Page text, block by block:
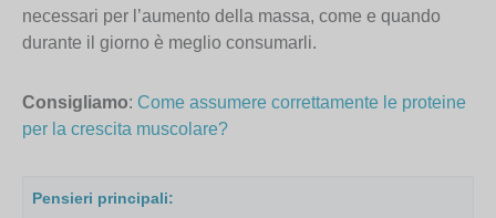
necessari per l’aumento della massa, come e quando
durante il giorno è meglio consumarli.
Consigliamo: Come assumere correttamente le proteine
per la crescita muscolare?
Pensieri principali: